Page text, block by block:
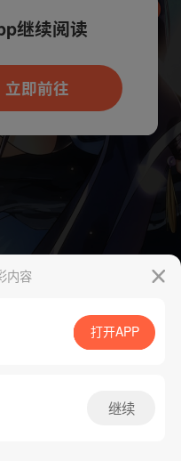
App免费看
内容
打开APP
继续
可打开App新用
看
继续阅读
立即前往